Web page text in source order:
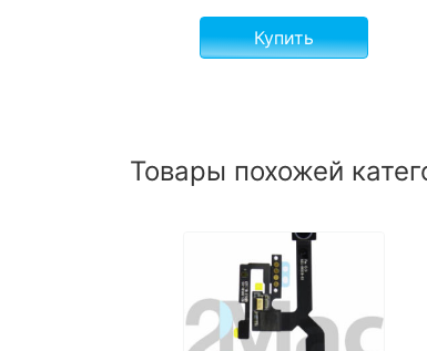
Купить
Товары похожей